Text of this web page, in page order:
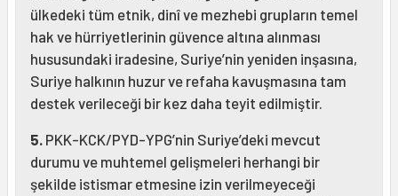
ülkedeki tüm etnik, dinî ve mezhebi grupların temel
hak ve hürriyetlerinin güvence altına alınması
hususundaki iradesine, Suriye’nin yeniden inşasına,
Suriye halkının huzur ve refaha kavuşmasına tam
destek verileceği bir kez daha teyit edilmiştir.
5. PKK-KCK/PYD-YPG’nin Suriye’deki mevcut
durumu ve muhtemel gelişmeleri herhangi bir
şekilde istismar etmesine izin verilmeyeceği